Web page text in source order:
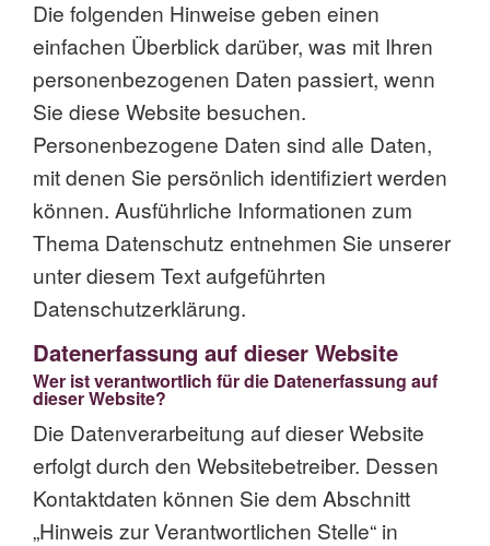
Die folgenden Hinweise geben einen
einfachen Überblick darüber, was mit Ihren
personenbezogenen Daten passiert, wenn
Sie diese Website besuchen.
Personenbezogene Daten sind alle Daten,
mit denen Sie persönlich identifiziert werden
können. Ausführliche Informationen zum
Thema Datenschutz entnehmen Sie unserer
unter diesem Text aufgeführten
Datenschutzerklärung.
Datenerfassung auf dieser Website
Wer ist verantwortlich für die Datenerfassung auf
dieser Website?
Die Datenverarbeitung auf dieser Website
erfolgt durch den Websitebetreiber. Dessen
Kontaktdaten können Sie dem Abschnitt
„Hinweis zur Verantwortlichen Stelle“ in